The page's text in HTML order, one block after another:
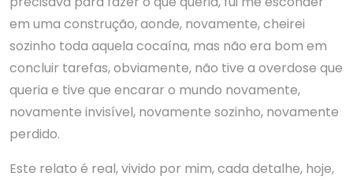
em uma construção, aonde, novamente, cheirei
sozinho toda aquela cocaína, mas não era bom em
concluir tarefas, obviamente, não tive a overdose que
queria e tive que encarar o mundo novamente,
novamente invisível, novamente sozinho, novamente
perdido.
Este relato é real, vivido por mim, cada detalhe, hoje,